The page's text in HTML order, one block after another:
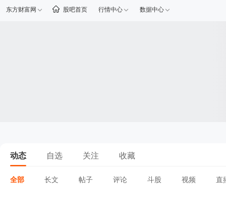
东方财富网 股吧首页 行情中心 数据中心
动态 自选 关注 收藏
全部 长文 帖子 评论 斗股 视频 直